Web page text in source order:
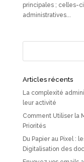
principales ; celles-
administratives...
Articles récents
La complexité
leur activité
Comment Utiliser la
Priorités
Du Papier au Pixel :
Digitalisation des